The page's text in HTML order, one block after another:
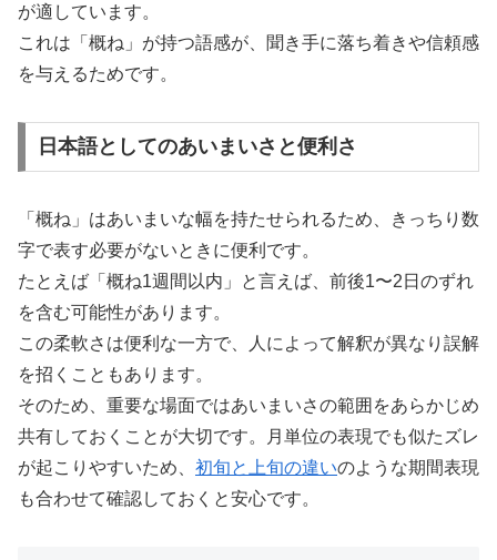
が適しています。
これは「概ね」が持つ語感が、聞き手に落ち着きや信頼感
を与えるためです。
日本語としてのあいまいさと便利さ
「概ね」はあいまいな幅を持たせられるため、きっちり数
字で表す必要がないときに便利です。
たとえば「概ね1週間以内」と言えば、前後1〜2日のずれ
を含む可能性があります。
この柔軟さは便利な一方で、人によって解釈が異なり誤解
を招くこともあります。
そのため、重要な場面ではあいまいさの範囲をあらかじめ
共有しておくことが大切です。月単位の表現でも似たズレ
が起こりやすいため、 初旬と上旬の違いのような期間表現
も合わせて確認しておくと安心です。